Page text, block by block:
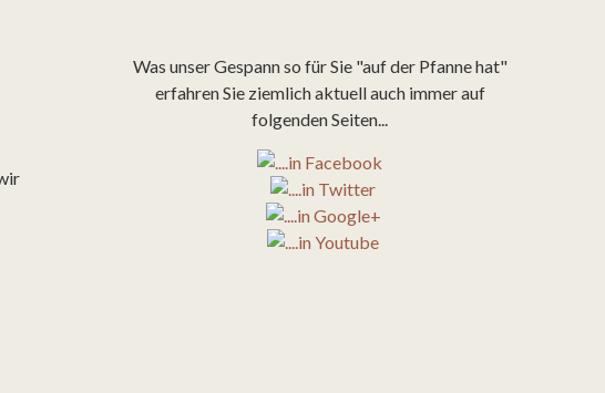
Was unser Gespann so für Sie "auf der Pfanne hat"
erfahren Sie ziemlich aktuell auch immer auf
folgenden Seiten...